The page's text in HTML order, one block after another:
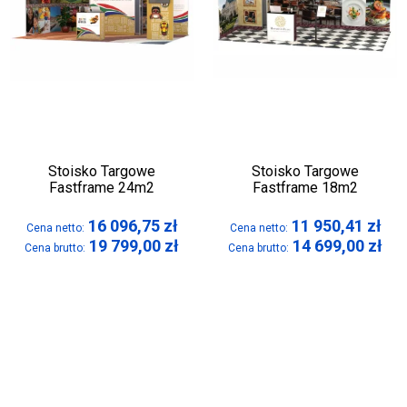
Stoisko Targowe
Fastframe 24m2
Cena netto: 16 096,75 zł
Cena brutto: 19 799,00 zł
Stoisko Targowe
Fastframe 18m2
Cena netto: 11 950,41 zł
Cena brutto: 14 699,00 zł